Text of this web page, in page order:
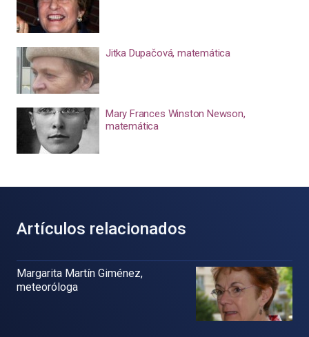
Jitka Dupačová, matemática
Mary Frances Winston Newson,
matemática
Artículos relacionados
Margarita Martín Giménez,
meteoróloga